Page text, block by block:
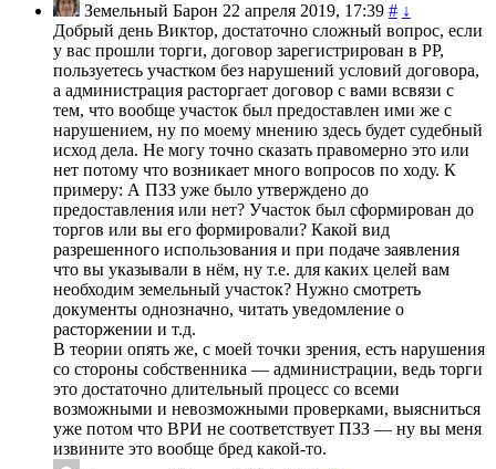
Земельный Барон 22 апреля 2019, 17:39 # ↓
Добрый день Виктор, достаточно сложный вопрос, если
у вас прошли торги, договор зарегистрирован в РР,
пользуетесь участком без нарушений условий договора,
а администрация расторгает договор с вами всвязи с
тем, что вообще участок был предоставлен ими же с
нарушением, ну по моему мнению здесь будет судебный
исход дела. Не могу точно сказать правомерно это или
нет потому что возникает много вопросов по ходу. К
примеру: А ПЗЗ уже было утверждено до
предоставления или нет? Участок был сформирован до
торгов или вы его формировали? Какой вид
разрешенного использования и при подаче заявления
что вы указывали в нём, ну т.е. для каких целей вам
необходим земельный участок? Нужно смотреть
документы однозначно, читать уведомление о
расторжении и т.д.
В теории опять же, с моей точки зрения, есть нарушения
со стороны собственника — администрации, ведь торги
это достаточно длительный процесс со всеми
возможными и невозможными проверками, выясниться
уже потом что ВРИ не соответствует ПЗЗ — ну вы меня
извините это вообще бред какой-то.